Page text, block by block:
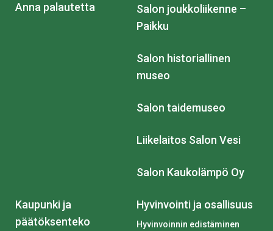
Anna palautetta
Salon joukkoliikenne –
Paikku
Salon historiallinen
museo
Salon taidemuseo
Liikelaitos Salon Vesi
Salon Kaukolämpö Oy
Kaupunki ja
päätöksenteko
Hyvinvointi ja osallisuus
Hyvinvoinnin edistäminen